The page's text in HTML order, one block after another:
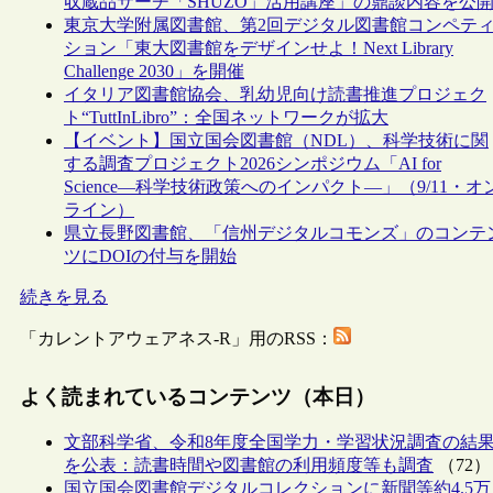
東京大学附属図書館、第2回デジタル図書館コンペティ
ション「東大図書館をデザインせよ！Next Library
Challenge 2030」を開催
イタリア図書館協会、乳幼児向け読書推進プロジェク
ト“TuttInLibro”：全国ネットワークが拡大
【イベント】国立国会図書館（NDL）、科学技術に関
する調査プロジェクト2026シンポジウム「AI for
Science―科学技術政策へのインパクト―」（9/11・オ
ライン）
県立長野図書館、「信州デジタルコモンズ」のコンテ
ツにDOIの付与を開始
続きを見る
「カレントアウェアネス-R」用のRSS：
よく読まれているコンテンツ（本日）
文部科学省、令和8年度全国学力・学習状況調査の結
を公表：読書時間や図書館の利用頻度等も調査 （72）
国立国会図書館デジタルコレクションに新聞等約4.5万